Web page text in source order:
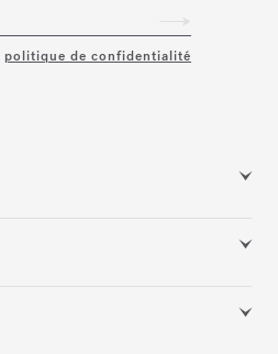
politique de confidentialité